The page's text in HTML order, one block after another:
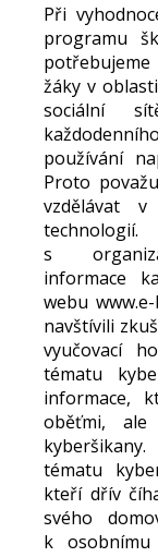
Při
programu
žáky v
sociální
používání
Proto
vzdělávat v
s
informace
webu
navštívili
vyučovací
tématu
informace,
oběťmi,
tématu
kteří dřív
svého
k